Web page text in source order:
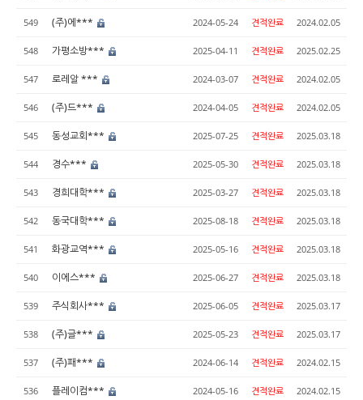
549 (주)에*** 2024-05-24 견적완료 2024.02.05
548 가평소방*** 2025-04-11 견적완료 2025.02.25
547 로레알 *** 2024-03-07 견적완료 2024.02.05
546 (주)드*** 2024-04-05 견적완료 2024.02.05
545 동성교회*** 2025-07-25 견적완료 2025.03.18
544 경수*** 2025-05-30 견적완료 2025.03.18
543 경희대학*** 2025-03-27 견적완료 2025.03.18
542 동국대학*** 2025-08-18 견적완료 2025.03.18
541 화광교역*** 2025-05-16 견적완료 2025.03.18
540 이에스*** 2025-06-27 견적완료 2025.03.18
539 주식회사*** 2025-06-05 견적완료 2025.03.17
538 (주)글*** 2025-05-23 견적완료 2025.03.17
537 (주)패*** 2024-06-14 견적완료 2024.02.15
536 플레이컴*** 2024-05-16 견적완료 2024.02.15